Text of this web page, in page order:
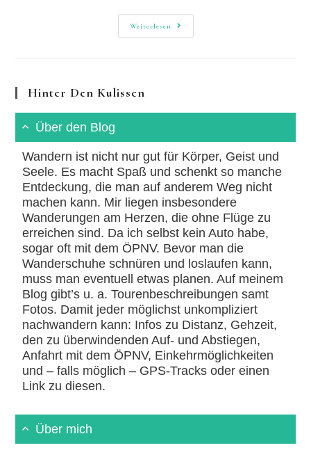
Weiterlesen
An
Der
Hinter Den Kulissen
Über den Blog
Wandern ist nicht nur gut für Körper, Geist und
Seele. Es macht Spaß und schenkt so manche
Entdeckung, die man auf anderem Weg nicht
machen kann. Mir liegen insbesondere
Wanderungen am Herzen, die ohne Flüge zu
erreichen sind. Da ich selbst kein Auto habe,
sogar oft mit dem ÖPNV. Bevor man die
Wanderschuhe schnüren und loslaufen kann,
muss man eventuell etwas planen. Auf meinem
Blog gibt’s u. a. Tourenbeschreibungen samt
Fotos. Damit jeder möglichst unkompliziert
nachwandern kann: Infos zu Distanz, Gehzeit,
den zu überwindenden Auf- und Abstiegen,
Anfahrt mit dem ÖPNV, Einkehrmöglichkeiten
und – falls möglich – GPS-Tracks oder einen
Link zu diesen.
Über mich